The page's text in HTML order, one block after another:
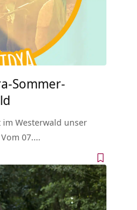
Sommer-
Westerwald unser
07.…